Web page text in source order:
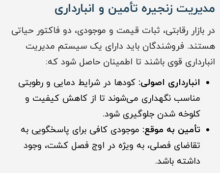
مدیریت زنجیره تأمین و انبارداری
در بازار رقابتی، ثبات قیمت و موجودی، دو فاکتور حیاتی
هستند. فروشندگان باید دارای یک سیستم مدیریت
انبارداری قوی باشند تا اطمینان حاصل شود که:
انبارداری اصولی: کودها در شرایط دمایی و رطوبتی
مناسب نگهداری می‌شوند تا از کاهش کیفیت و
کلوخه شدن جلوگیری شود.
تأمین به موقع: موجودی کافی برای پاسخگویی به
تقاضای فصلی، به ویژه در اوج فصل کشت، وجود
داشته باشد.